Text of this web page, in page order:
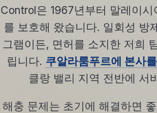
Control은 1967년부터 말레이
를 보호해 왔습니다. 일회성 방
그램이든, 면허를 소지한 저희
립니다. 쿠알라룸푸르에 본사
클랑 밸리 지역 전반에 서
해충 문제는 초기에 해결하면